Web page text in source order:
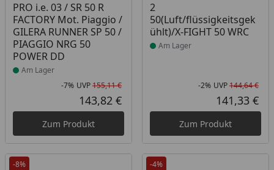
PRO i.e. 03 / SR 50 R
FACTORY Mot. Piaggio /
GILERA RUNNER SP 50 /
PIAGGIO NRG 50
POWER DD
Am Lager
Rabatt in Prozent
-7%
Ursprünglicher Preis
UVP155,11 €
Aktueller Preis
143,82 €
Zum Produkt
2
50(Luft/flüssigkeitsgek
ühlt)/X-FIGHT 50 WRC
Am Lager
-2% UVP144,64 €
141,33 €
Zum Produkt
-8% -4%